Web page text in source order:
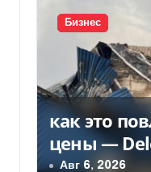
с
м
Бизнес
как это
цены —
Авг 6, 2026